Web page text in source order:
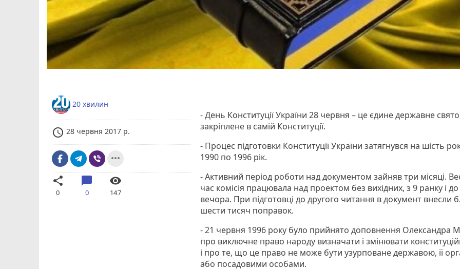
20 хвилин
access_time 28 червня 2017 р.
more_horiz
share
0
chat_bubble
0
visibility
147
- День Конституції України 28 червня – це єдине державне
закріплене в самій Конституції.
- Процес підготовки Конституції України затягнувся на шість
1990 по 1996 рік.
- Активний період роботи над документом зайняв три місяці.
час комісія працювала над проектом без вихідних, з 9 ранку і
вечора. При підготовці до другого читання в документ внесли
шести тисяч поправок.
- 21 червня 1996 року було прийнято доповнення Олександра
про виключне право народу визначати і змінювати
і про те, що це право не може бути узурповане державою, її
або посадовими особами.